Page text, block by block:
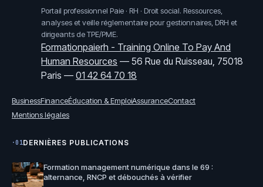
Portail professionnel Paie · RH · Droit social. Ressources,
analyses et veille réglementaire pour gestionnaires, DRH et
dirigeants de TPE/PME.
Formationpaierh - Training Online To Pay And
Human Resources —56 Rue du Ruisseau, 75018
Paris —01 42 64 70 18
BusinessFinanceÉducation & EmploiAssuranceContact
Mentions légales
·01DERNIÈRES PUBLICATIONS
Formation management numérique dans le 69 :
alternance, RNCP et débouchés à vérifier